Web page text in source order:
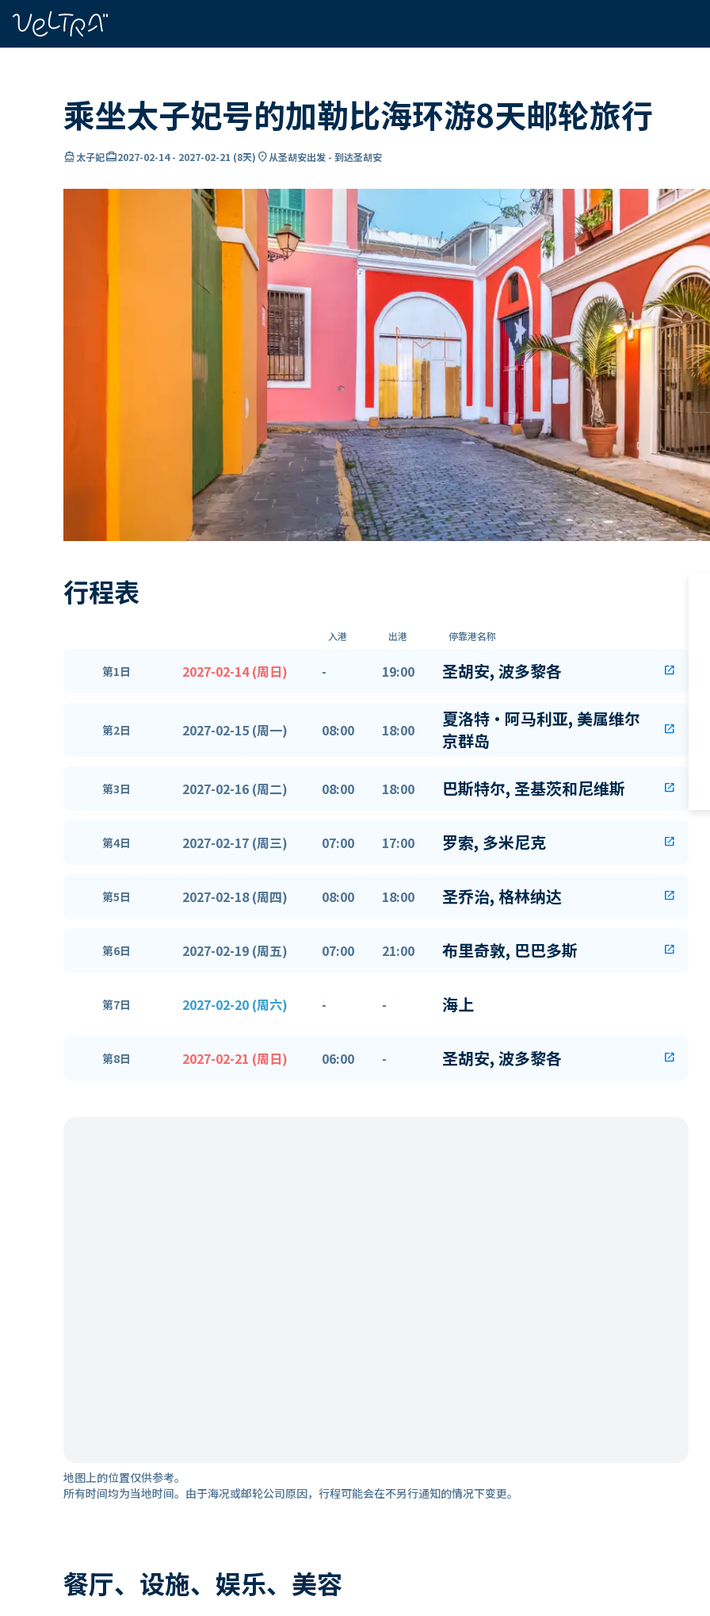
乘坐太子妃号的加勒比海环游8天邮轮旅行
directions_boat太子妃card_travel2027-02-14- 2027-02-21 (8天) location_on从圣胡安出发 - 到达圣胡安
行程表
入港 出港 停靠港名称
第1日 2027-02-14 (周日) - 19:00 圣胡安, 波多黎各 open_in_new
第2日 2027-02-15 (周一) 08:00 18:00
夏洛特·阿马利亚, 美属维尔
京群岛
open_in_new
第3日 2027-02-16 (周二) 08:00 18:00 巴斯特尔, 圣基茨和尼维斯 open_in_new
第4日 2027-02-17 (周三) 07:00 17:00 罗索, 多米尼克 open_in_new
第5日 2027-02-18 (周四) 08:00 18:00 圣乔治, 格林纳达 open_in_new
第6日 2027-02-19 (周五) 07:00 21:00 布里奇敦, 巴巴多斯 open_in_new
第7日 2027-02-20 (周六) - - 海上
第8日 2027-02-21 (周日) 06:00 - 圣胡安, 波多黎各 open_in_new
地图上的位置仅供参考。
所有时间均为当地时间。由于海况或邮轮公司原因，行程可能会在不另行通知的情况下变更。
餐厅、设施、娱乐、美容